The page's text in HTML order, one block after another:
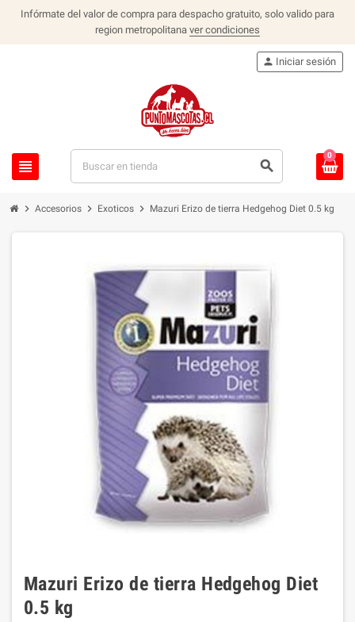
Infórmate del valor de compra para despacho gratuito, solo valido para
region metropolitana ver condiciones
view_headline search
person Iniciar sesión
0
chevron_right Accesorios chevron_right Exoticos chevron_right Mazuri Erizo de tierra Hedgehog Diet 0.5 kg
Mazuri Erizo de tierra Hedgehog Diet
0.5 kg